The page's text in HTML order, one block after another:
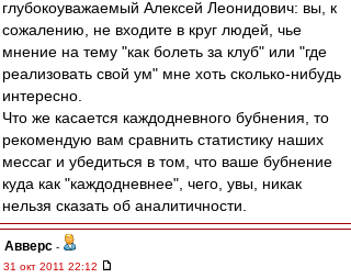
глубокоуважаемый Алексей Леонидович: вы, к
сожалению, не входите в круг людей, чье
мнение на тему "как болеть за клуб" или "где
реализовать свой ум" мне хоть сколько-нибудь
интересно.
Что же касается каждодневного бубнения, то
рекомендую вам сравнить статистику наших
мессаг и убедиться в том, что ваше бубнение
куда как "каждодневнее", чего, увы, никак
нельзя сказать об аналитичности.
Авверс -
31 окт 2011 22:12